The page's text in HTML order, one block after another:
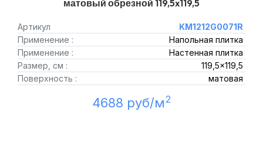
матовый обрезной 119,5x119,5
Артикул
KM1212G0071R
Применение :
Напольная плитка
Применение :
Настенная плитка
Размер, см :
119,5x119,5
Поверхность :
матовая
4688 руб/м2